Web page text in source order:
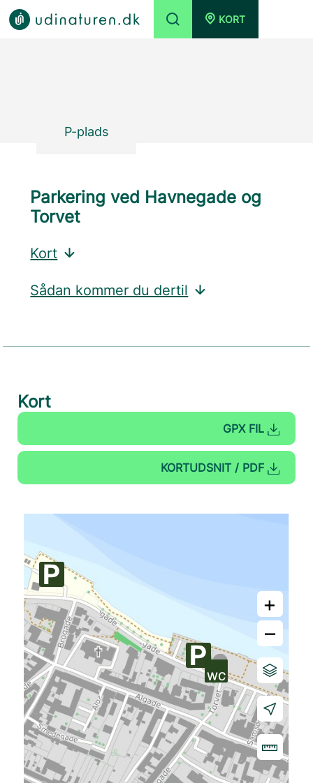
KORT
P-plads
Parkering ved Havnegade og
Torvet
Kort
Sådan kommer du dertil
Kort
GPX FIL
KORTUDSNIT / PDF
+
–